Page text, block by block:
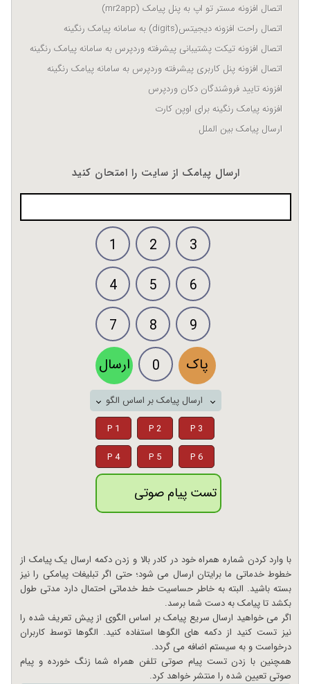
اتصال افزونه مستر تو اپ به پنل پیامک (mr2app)
اتصال راحت افزونه دیجیتس(digits) به سامانه پیامک رنگینه
اتصال افزونه تیکت پشتیبانی پیشرفته وردپرس به سامانه پیامک رنگینه
اتصال افزونه پنل کاربری پیشرفته وردپرس به سامانه پیامک رنگینه
افزونه تایید فروشندگان دکان وردپرس
افزونه پیامک رنگینه برای اوپن کارت
ارسال پیامک بین الملل
ارسال پیامک از سایت را امتحان کنید
1 2
3
4
5
6
7
8
9
ارسال
0 پاک
ارسال پیامک بر اساس الگو
P 1
P 2
P 3
P 4
P 5 P 6
تست پیام صوتی
با وارد کردن شماره همراه خود در کادر بالا و زدن دکمه ارسال یک پیامک از
خطوط خدماتی ما برایتان ارسال می شود؛ حتی اگر تبلیغات پیامکی را نیز
بسته باشید. البته به خاطر حساسیت خط خدماتی احتمال دارد مدتی طول
بکشد تا پیامک به دست شما برسد.
اگر می خواهید ارسال سریع پیامک بر اساس الگوی از پیش تعریف شده را
نیز تست کنید از دکمه های الگوها استفاده کنید. الگوها توسط کاربران
درخواست و به سیستم اضافه می گردد.
همچنین با زدن تست پیام صوتی تلفن همراه شما زنگ خورده و پیام
صوتی تعیین شده را منتشر خواهد کرد.